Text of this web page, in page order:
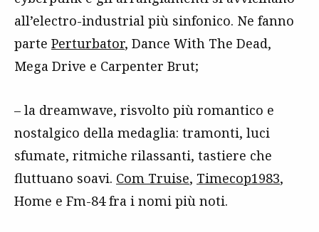
all’electro-industrial più sinfonico. Ne fanno
parte Perturbator, Dance With The Dead,
Mega Drive e Carpenter Brut;
– la dreamwave, risvolto più romantico e
nostalgico della medaglia: tramonti, luci
sfumate, ritmiche rilassanti, tastiere che
fluttuano soavi. Com Truise, Timecop1983,
Home e Fm-84 fra i nomi più noti.